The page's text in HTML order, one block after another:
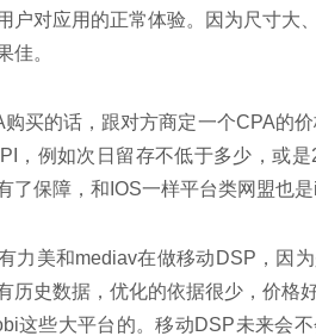
户对应用的正常体验。因为尺寸大
佳。
购买的话，跟对方商定一个CPA的
，例如次日留存不低于多少，或
了保障，和IOS一样平台类网盟也
力美和mediav在做移动DSP，因
历史数据，优化的依据很少，价格
这些大平台的。移动DSP未来会